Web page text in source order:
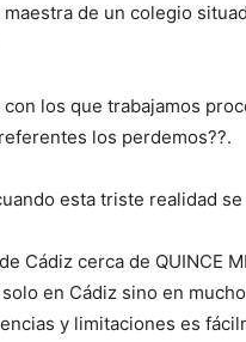
maestra de un colegio
con los que trabajamos
los perdemos??.
esta triste realidad
Cádiz cerca de QUINCE
en Cádiz sino en
y limitaciones es